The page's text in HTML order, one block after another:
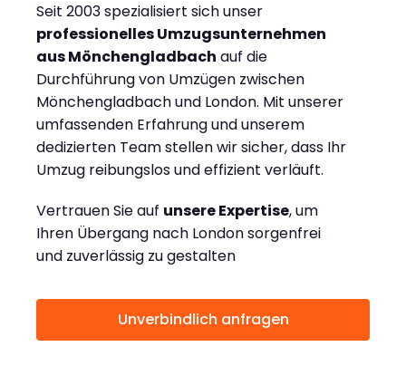
Seit 2003 spezialisiert sich unser
professionelles Umzugsunternehmen
aus Mönchengladbach auf die
Durchführung von Umzügen zwischen
Mönchengladbach und London. Mit unserer
umfassenden Erfahrung und unserem
dedizierten Team stellen wir sicher, dass Ihr
Umzug reibungslos und effizient verläuft.
Vertrauen Sie auf unsere Expertise, um
Ihren Übergang nach London sorgenfrei
und zuverlässig zu gestalten
Unverbindlich anfragen